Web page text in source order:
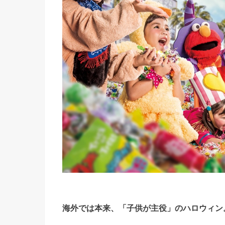
海外では本来、「子供が主役」のハロウィン